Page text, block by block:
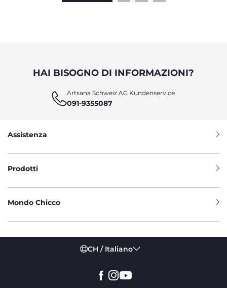
HAI BISOGNO DI INFORMAZIONI?
Artsana Schweiz AG Kundenservice
091-9355087
Assistenza
Prodotti
Mondo Chicco
CH / Italiano